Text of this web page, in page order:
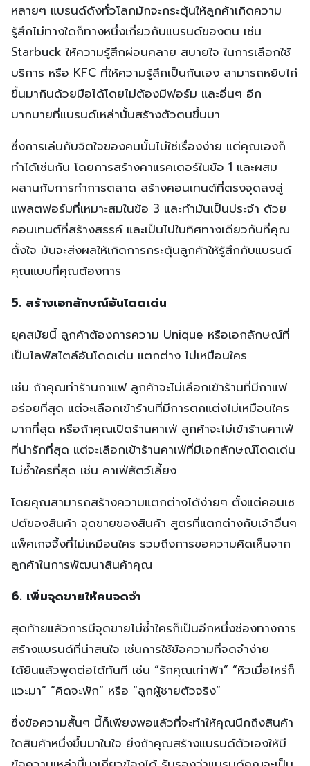
หลายๆ แบรนด์ดังทั่วโลกมักจะกระตุ้นให้ลูกค้าเกิดความ
รู้สึกไม่ทางใดก็ทางหนึ่งเกี่ยวกับแบรนด์ของตน เช่น
Starbuck ให้ความรู้สึกผ่อนคลาย สบายใจ ในการเลือกใช้
บริการ หรือ KFC ที่ให้ความรู้สึกเป็นกันเอง สามารถหยิบไก่
ขึ้นมากินด้วยมือได้โดยไม่ต้องมีฟอร์ม และอื่นๆ อีก
มากมายที่แบรนด์เหล่านั้นสร้างตัวตนขึ้นมา
ซึ่งการเล่นกับจิตใจของคนนั้นไม่ใช่เรื่องง่าย แต่คุณเองก็
ทำได้เช่นกัน โดยการสร้างคาแรคเตอร์ในข้อ 1 และผสม
ผสานกับการทำการตลาด สร้างคอนเทนต์ที่ตรงจุดลงสู่
แพลตฟอร์มที่เหมาะสมในข้อ 3 และทำมันเป็นประจำ ด้วย
คอนเทนต์ที่สร้างสรรค์ และเป็นไปในทิศทางเดียวกับที่คุณ
ตั้งใจ มันจะส่งผลให้เกิดการกระตุ้นลูกค้าให้รู้สึกกับแบรนด์
คุณแบบที่คุณต้องการ
5. สร้างเอกลักษณ์อันโดดเด่น
ยุคสมัยนี้ ลูกค้าต้องการความ Unique หรือเอกลักษณ์ที่
เป็นไลฟ์สไตล์อันโดดเด่น แตกต่าง ไม่เหมือนใคร
เช่น ถ้าคุณทำร้านกาแฟ ลูกค้าจะไม่เลือกเข้าร้านที่มีกาแฟ
อร่อยที่สุด แต่จะเลือกเข้าร้านที่มีการตกแต่งไม่เหมือนใคร
มากที่สุด หรือถ้าคุณเปิดร้านคาเฟ่ ลูกค้าจะไม่เข้าร้านคาเฟ่
ที่น่ารักที่สุด แต่จะเลือกเข้าร้านคาเฟ่ที่มีเอกลักษณ์โดดเด่น
ไม่ซ้ำใครที่สุด เช่น คาเฟ่สัตว์เลี้ยง
โดยคุณสามารถสร้างความแตกต่างได้ง่ายๆ ตั้งแต่คอนเซ
ปต์ของสินค้า จุดขายของสินค้า สูตรที่แตกต่างกับเจ้าอื่นๆ
แพ็คเกจจิ้งที่ไม่เหมือนใคร รวมถึงการขอความคิดเห็นจาก
ลูกค้าในการพัฒนาสินค้าคุณ
6. เพิ่มจุดขายให้คนจดจำ
สุดท้ายแล้วการมีจุดขายไม่ซ้ำใครก็เป็นอีกหนึ่งช่องทางการ
สร้างแบรนด์ที่น่าสนใจ เช่นการใช้ข้อความที่จดจำง่าย
ได้ยินแล้วพูดต่อได้ทันที เช่น “รักคุณเท่าฟ้า” “หิวเมื่อไหร่ก็
แวะมา” “คิดจะพัก” หรือ “ลูกผู้ชายตัวจริง”
ซึ่งข้อความสั้นๆ นี้ก็เพียงพอแล้วที่จะทำให้คุณนึกถึงสินค้า
ใดสินค้าหนึ่งขึ้นมาในใจ ยิ่งถ้าคุณสร้างแบรนด์ตัวเองให้มี